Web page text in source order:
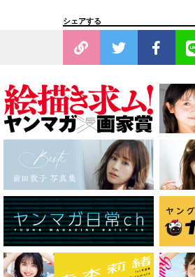
シェアする